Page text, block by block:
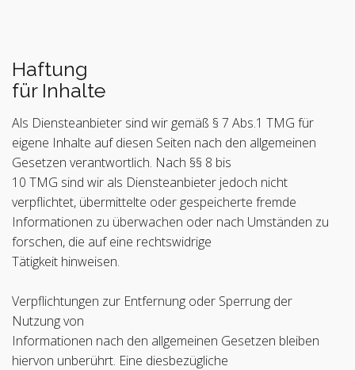
Haftung
für Inhalte
Als Diensteanbieter sind wir gemäß § 7 Abs.1 TMG für
eigene Inhalte auf diesen Seiten nach den allgemeinen
Gesetzen verantwortlich. Nach §§ 8 bis
10 TMG sind wir als Diensteanbieter jedoch nicht
verpflichtet, übermittelte oder gespeicherte fremde
Informationen zu überwachen oder nach Umständen zu
forschen, die auf eine rechtswidrige
Tätigkeit hinweisen.
Verpflichtungen zur Entfernung oder Sperrung der
Nutzung von
Informationen nach den allgemeinen Gesetzen bleiben
hiervon unberührt. Eine diesbezügliche